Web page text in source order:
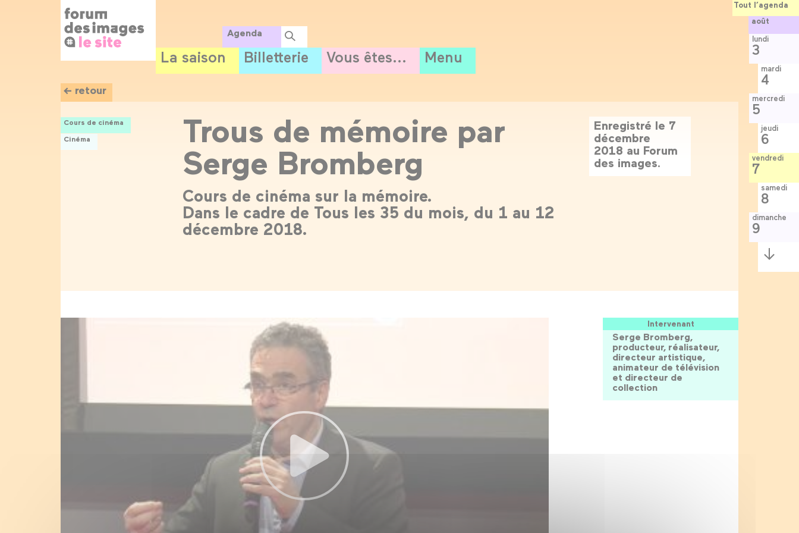
Agenda
La saison Billetterie Vous êtes... Menu
← retour
Cours de cinéma
Cinéma
Enregistré le 7
décembre
2018 au Forum
des images.
Trous de mémoire par
Serge Bromberg
Cours de cinéma sur la mémoire.
Dans le cadre de Tous les 35 du mois, du 1 au 12
décembre 2018.
Intervenant
Serge Bromberg,
producteur, réalisateur,
directeur artistique,
animateur de télévision
et directeur de
collection
Tout l’agenda
août
lundi
3
mardi
4
mercredi
5
jeudi
6
vendredi
7
samedi
8
dimanche
9
Semaine
suivante